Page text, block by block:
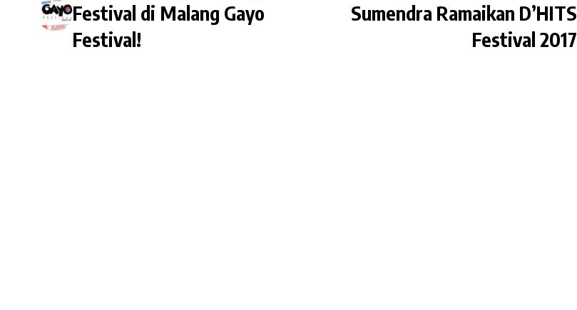
Festival di Malang Gayo
Festival!
Sumendra Ramaikan D’HITS
Festival 2017